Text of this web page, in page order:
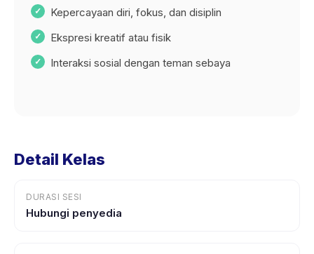
Kepercayaan diri, fokus, dan disiplin
Ekspresi kreatif atau fisik
Interaksi sosial dengan teman sebaya
Detail Kelas
DURASI SESI
Hubungi penyedia